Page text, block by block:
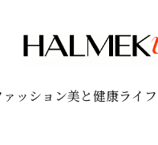
ァッション美と健康ライフ